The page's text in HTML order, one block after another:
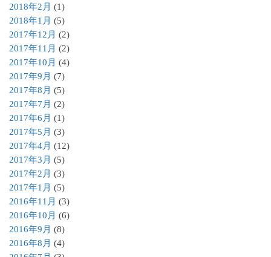
2018年2月 (1)
2018年1月 (5)
2017年12月 (2)
2017年11月 (2)
2017年10月 (4)
2017年9月 (7)
2017年8月 (5)
2017年7月 (2)
2017年6月 (1)
2017年5月 (3)
2017年4月 (12)
2017年3月 (5)
2017年2月 (3)
2017年1月 (5)
2016年11月 (3)
2016年10月 (6)
2016年9月 (8)
2016年8月 (4)